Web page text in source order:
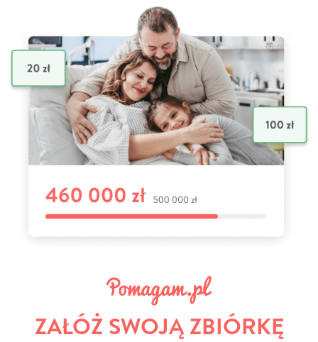
ZAŁÓŻ SWOJĄ ZBIÓRKĘ